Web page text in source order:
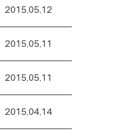
2015.05.12
2015.05.11
2015.05.11
2015.04.14